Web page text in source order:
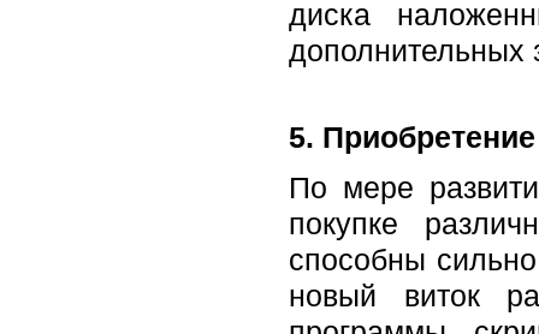
диска
дополнительных
5.
По мере
покупке
способны
новый виток